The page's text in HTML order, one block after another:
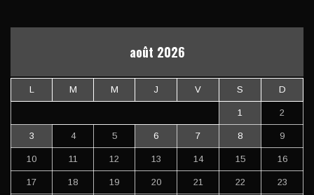
août 2026
L M M J V S D
1 2
3 4 5 6 7 8 9
10 11 12 13 14 15 16
17 18 19 20 21 22 23